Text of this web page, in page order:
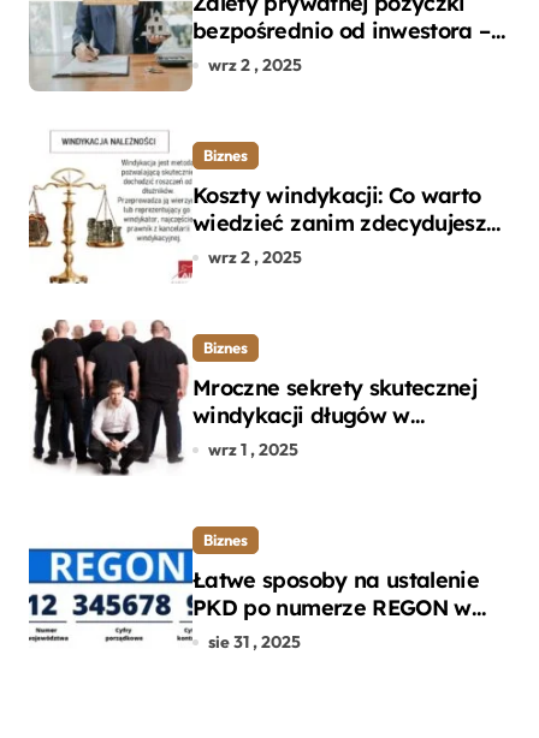
bezpośrednio od inwestora –
dlaczego warto?
wrz 2 , 2025
Biznes
Koszty windykacji: Co warto
wiedzieć zanim zdecydujesz
się na odzyskanie długu?
wrz 2 , 2025
Biznes
Mroczne sekrety skutecznej
windykacji długów w
departamencie windykacji
wrz 1 , 2025
Biznes
Łatwe sposoby na ustalenie
PKD po numerze REGON w
kilku prostych krokach
sie 31 , 2025